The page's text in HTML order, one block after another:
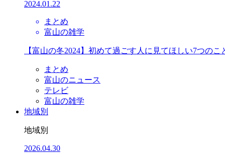
2024.01.22
まとめ
富山の雑学
【富山の冬2024】初めて過ごす人に見てほしい7つのこ
まとめ
富山のニュース
テレビ
富山の雑学
地域別
地域別
2026.04.30